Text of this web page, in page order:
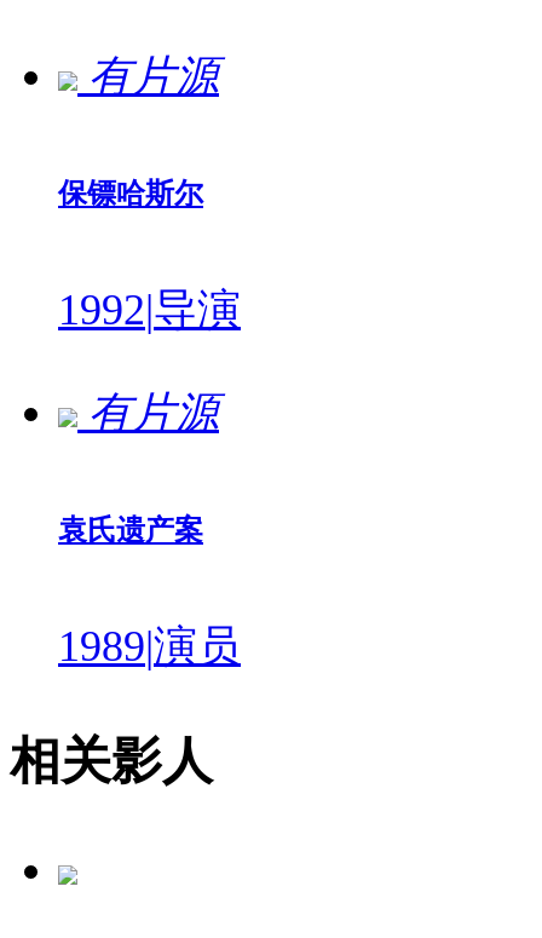
有片源
保镖哈斯尔
1992|导演
有片源
袁氏遗产案
1989|演员
相关影人